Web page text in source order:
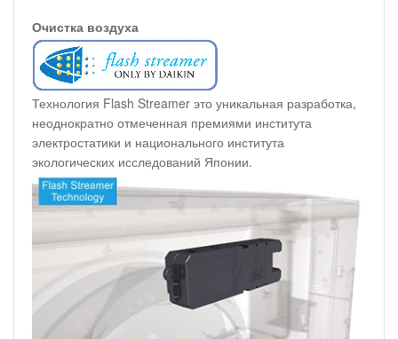
Очистка воздуха
Технология Flash Streamer это уникальная разработка,
неоднократно отмеченная премиями института
электростатики и национального института
экологических исследований Японии.